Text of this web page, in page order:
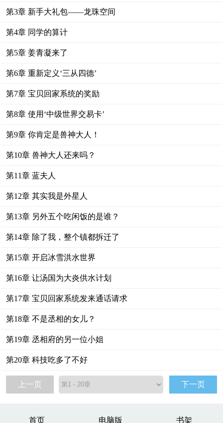
第3章 新手大礼包——龙珠空间
第4章 同学的算计
第5章 姜青凝来了
第6章 重新定义‘三从四德’
第7章 宝贝回家系统的奖励
第8章 使用‘中级世界交易卡’
第9章 你肯定是兽神大人！
第10章 兽神大人还来吗？
第11章 蓝夫人
第12章 其实我是外星人
第13章 另外五个吃闲饭的是谁？
第14章 除了我，整个镇都拆迁了
第15章 开启冰雪洪水世界
第16章 让汤国为大炎供水计划
第17章 宝贝回家系统发来通话请求
第18章 不是丞相的女儿？
第19章 丞相府的另一位小姐
第20章 科技吃多了不好
上一页 下一页
首页 电脑版 书架